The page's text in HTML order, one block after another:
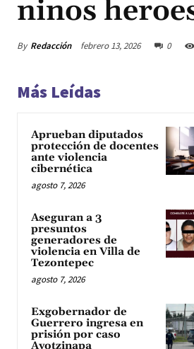
ninos
By Redacción febrero 13, 2026 0
Más Leídas
Aprueban diputados
protección de docentes
ante violencia
cibernética
agosto 7, 2026
Aseguran a 3
presuntos
generadores de
violencia en Villa de
Tezontepec
agosto 7, 2026
Exgobernador de
Guerrero ingresa en
prisión por caso
Ayotzinapa